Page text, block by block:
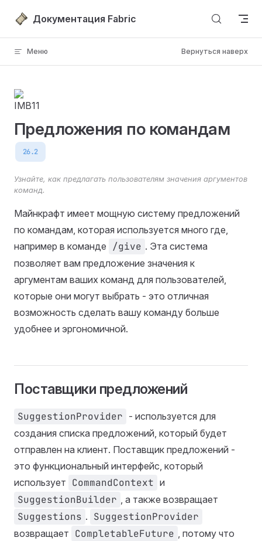
Перейти к содержимому
Документация Fabric
Меню Вернуться наверх
Предложения по командам
26.2
Узнайте, как предлагать пользователям значения аргументов
команд.
Майнкрафт имеет мощную систему предложений
по командам, которая используется много где,
например в команде
/give . Эта система
позволяет вам предложение значения к
аргументам ваших команд для пользователей,
которые они могут выбрать - это отличная
возможность сделать вашу команду больше
удобнее и эргономичной.
Поставщики предложений
SuggestionProvider - используется для
создания списка предложений, который будет
отправлен на клиент. Поставщик предложений -
это функциональный интерфейс, который
использует CommandContext и
SuggestionBuilder , а также возвращает
Suggestions . SuggestionProvider
возвращает CompletableFuture , потому что